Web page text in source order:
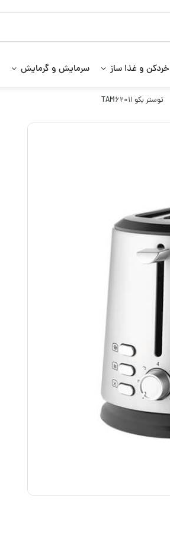
خردکن و غذا ساز سرمایش و گرمایش
توستر بکو TAM62011